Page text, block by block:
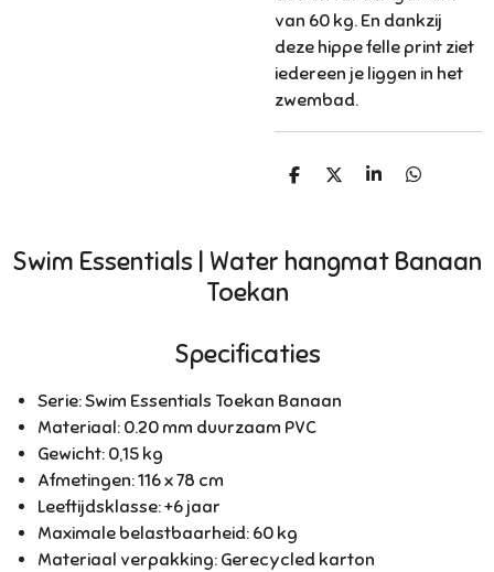
van 60 kg. En dankzij
deze hippe felle print ziet
iedereen je liggen in het
zwembad.
D
D
S
D
Swim Essentials | Water hangmat Banaan
Toekan
Specificaties
Serie: Swim Essentials Toekan Banaan
Materiaal: 0.20 mm duurzaam PVC
Gewicht: 0,15 kg
Afmetingen: 116 x 78 cm
Leeftijdsklasse: +6 jaar
Maximale belastbaarheid: 60 kg
Materiaal verpakking: Gerecycled karton